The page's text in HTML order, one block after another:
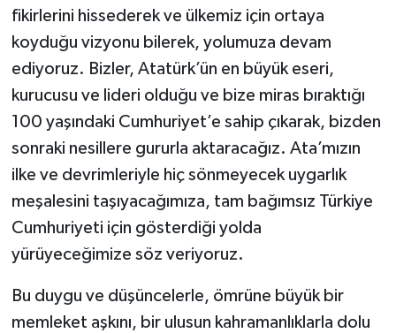
fikirlerini hissederek ve ülkemiz için ortaya
koyduğu vizyonu bilerek, yolumuza devam
ediyoruz. Bizler, Atatürk’ün en büyük eseri,
kurucusu ve lideri olduğu ve bize miras bıraktığı
100 yaşındaki Cumhuriyet’e sahip çıkarak, bizden
sonraki nesillere gururla aktaracağız. Ata’mızın
ilke ve devrimleriyle hiç sönmeyecek uygarlık
meşalesini taşıyacağımıza, tam bağımsız Türkiye
Cumhuriyeti için gösterdiği yolda
yürüyeceğimize söz veriyoruz.
Bu duygu ve düşüncelerle, ömrüne büyük bir
memleket aşkını, bir ulusun kahramanlıklarla dolu